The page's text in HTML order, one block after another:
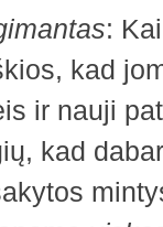
:
kad
ir nauji
kad